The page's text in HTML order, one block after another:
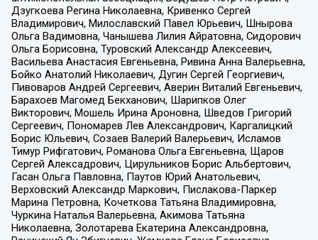
Дзугкоева Регина Николаевна, Кривенко Сергей
Владимирович, Милославский Павел Юрьевич, Шнырова
Ольга Вадимовна, Чанышева Лилия Айратовна, Сидорович
Ольга Борисовна, Туровский Александр Алексеевич,
Васильева Анастасия Евгеньевна, Ривина Анна Валерьевна,
Бойко Анатолий Николаевич, Дугин Сергей Георгиевич,
Пивоваров Андрей Сергеевич, Аверин Виталий Евгеньевич,
Барахоев Магомед Бекханович, Шарипков Олег
Викторович, Мошель Ирина Ароновна, Шведов Григорий
Сергеевич, Пономарев Лев Александрович, Каргалицкий
Борис Юльевич, Созаев Валерий Валерьевич, Исламов
Тимур Рифгатович, Романова Ольга Евгеньевна, Щаров
Сергей Алексадрович, Цирульников Борис Альбертович,
Гасан Ольга Павловна, Паутов Юрий Анатольевич,
Верховский Александр Маркович, Пислакова-Паркер
Марина Петровна, Кочеткова Татьяна Владимировна,
Чуркина Наталья Валерьевна, Акимова Татьяна
Николаевна, Золотарева Екатерина Александровна,